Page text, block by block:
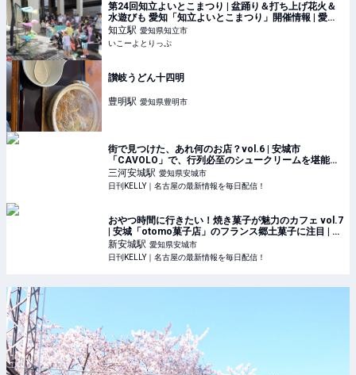
第24回知立よいとこまつり | 盆踊り＆打ち上げ花火＆
水遊びも 愛知「知立よいとこまつり」開催情報 | 愛知
県知立市 | いこーよとりっぷ
知立駅 愛知県知立市
いこーよとりっぷ
讃岐うどん十四明
豊明駅 愛知県豊明市
街で見つけた、あれ何のお店？vol.6 | 安城市
「CAVOLO」で、行列必至のシュークリームを堪能！
| 日刊KELLY｜名古屋の最新情報を毎日配信！
三河安城駅 愛知県安城市
日刊KELLY｜名古屋の最新情報を毎日配信！
おやつ時間に行きたい！焼き菓子が魅力のカフェ vol.7
| 安城「otomo菓子店」のフランス郷土菓子に注目 | 日
刊KELLY｜名古屋の最新情報を毎日配信！
新安城駅 愛知県安城市
日刊KELLY｜名古屋の最新情報を毎日配信！